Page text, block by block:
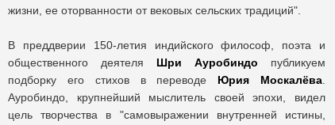
жизни, ее оторванности от вековых сельских традиций".
В преддверии 150-летия индийского философ, поэта и
общественного деятеля Шри Ауробиндо публикуем
подборку его стихов в переводе Юрия Москалёва
Ауробиндо, крупнейший мыслитель своей эпохи, видел
цель творчества в "самовыражении внутренней истины,